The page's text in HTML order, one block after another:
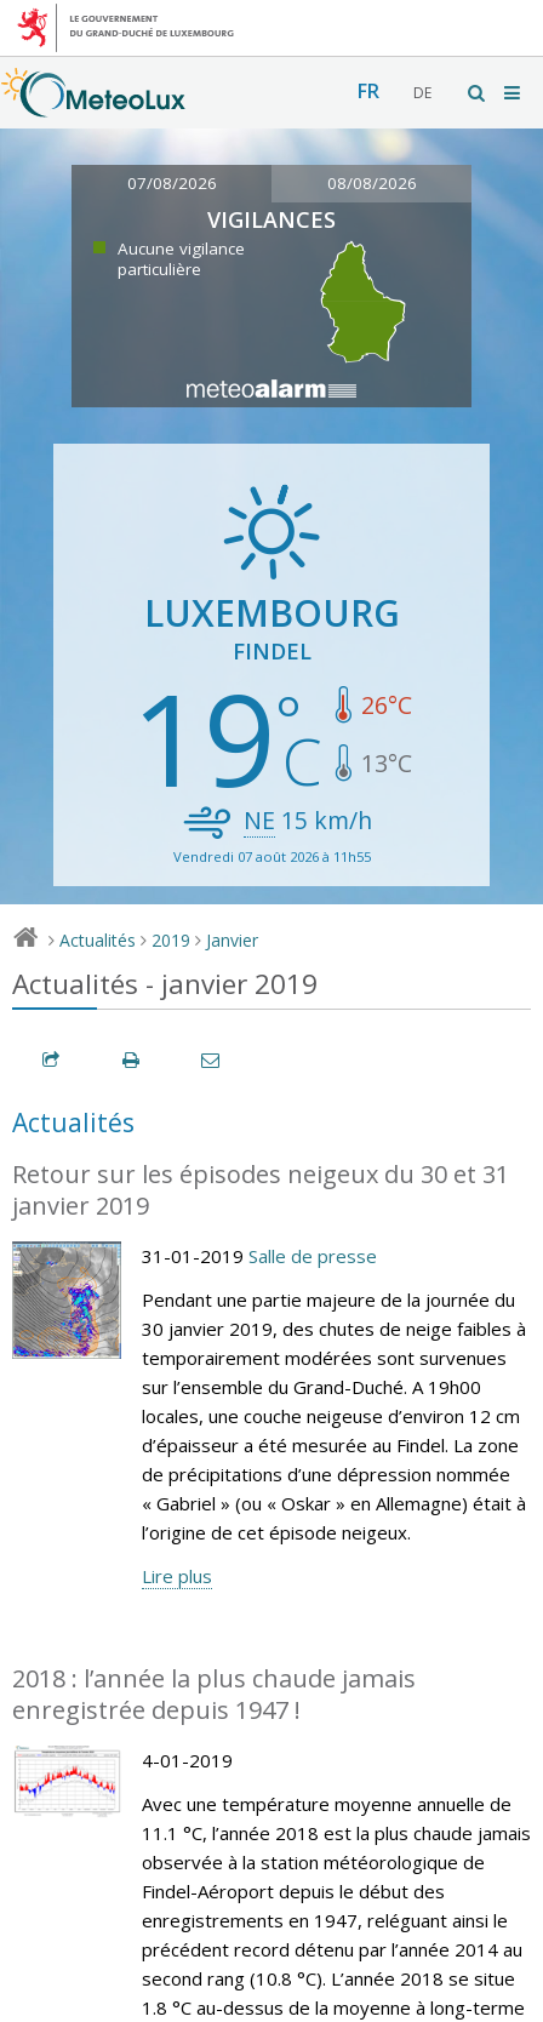
FR DE
07/08/2026 08/08/2026
VIGILANCES
Aucune vigilance
particulière
LUXEMBOURG
FINDEL
19 26°C
13°C
NE 15 km/h
Vendredi 07 août 2026 à 11h55
> Actualités > 2019 > Janvier
Actualités - janvier 2019
Actualités
Retour sur les épisodes neigeux du 30 et 31
janvier 2019
31-01-2019 Salle de presse
Pendant une partie majeure de la journée du
30 janvier 2019, des chutes de neige faibles à
temporairement modérées sont survenues
sur l’ensemble du Grand-Duché. A 19h00
locales, une couche neigeuse d’environ 12 cm
d’épaisseur a été mesurée au Findel. La zone
de précipitations d’une dépression nommée
« Gabriel » (ou « Oskar » en Allemagne) était à
l’origine de cet épisode neigeux.
Lire plus
2018 : l’année la plus chaude jamais
enregistrée depuis 1947 !
4-01-2019
Avec une température moyenne annuelle de
11.1 °C, l’année 2018 est la plus chaude jamais
observée à la station météorologique de
Findel-Aéroport depuis le début des
enregistrements en 1947, reléguant ainsi le
précédent record détenu par l’année 2014 au
second rang (10.8 °C). L’année 2018 se situe
1.8 °C au-dessus de la moyenne à long-terme